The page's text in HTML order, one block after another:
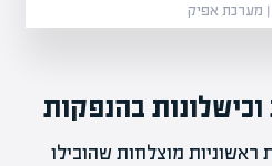
בהנפקות
ראשוניות מוצלחות שהובילו